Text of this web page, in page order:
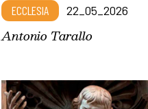
ECCLESIA 22_05_2026
Antonio Tarallo